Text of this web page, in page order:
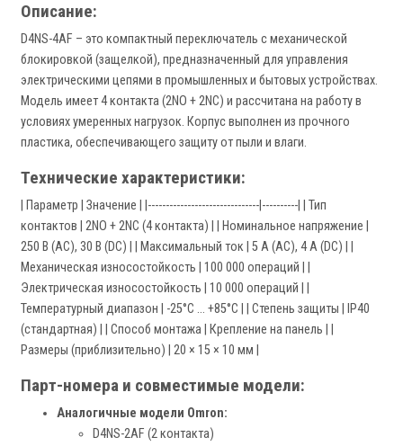
Описание:
D4NS-4AF – это компактный переключатель с механической
блокировкой (защелкой), предназначенный для управления
электрическими цепями в промышленных и бытовых устройствах.
Модель имеет 4 контакта (2NO + 2NC) и рассчитана на работу в
условиях умеренных нагрузок. Корпус выполнен из прочного
пластика, обеспечивающего защиту от пыли и влаги.
Технические характеристики:
| Параметр | Значение | |-------------------------------|----------| | Тип
контактов | 2NO + 2NC (4 контакта) | | Номинальное напряжение |
250 В (AC), 30 В (DC) | | Максимальный ток | 5 А (AC), 4 А (DC) | |
Механическая износостойкость | 100 000 операций | |
Электрическая износостойкость | 10 000 операций | |
Температурный диапазон | -25°C ... +85°C | | Степень защиты | IP40
(стандартная) | | Способ монтажа | Крепление на панель | |
Размеры (приблизительно) | 20 × 15 × 10 мм |
Парт-номера и совместимые модели:
Аналогичные модели Omron:
D4NS-2AF (2 контакта)